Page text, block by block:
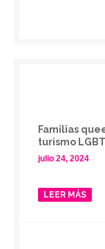
Familias
turismo
julio 24, 2024
LEER MÁS